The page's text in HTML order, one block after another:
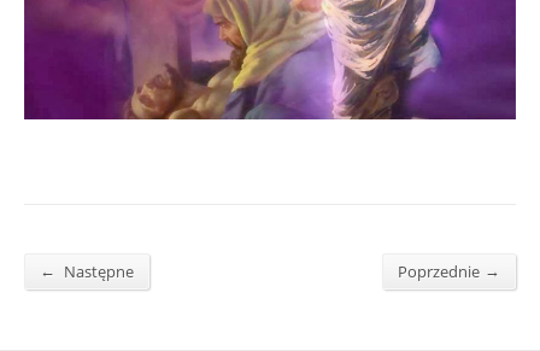
← Następne Poprzednie →